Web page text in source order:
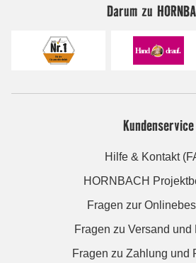
Darum zu
Kundenservice
Hilfe & Kontakt
HORNBACH
Fragen zur
Fragen zu Versand und
Fragen zu Zahlung und